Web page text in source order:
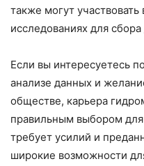
также могут
исследованиях для
Если вы интересуетесь
анализе данных и
обществе, карьера
правильным выбором
требует усилий и
широкие возможности